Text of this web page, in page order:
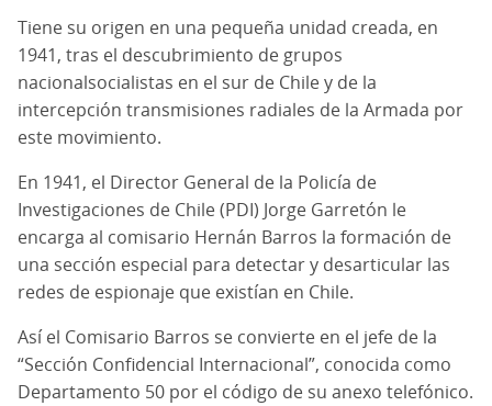
Tiene su origen en una pequeña unidad creada, en
1941, tras el descubrimiento de grupos
nacionalsocialistas en el sur de Chile y de la
intercepción transmisiones radiales de la Armada por
este movimiento.
En 1941, el Director General de la Policía de
Investigaciones de Chile (PDI) Jorge Garretón le
encarga al comisario Hernán Barros la formación de
una sección especial para detectar y desarticular las
redes de espionaje que existían en Chile.
Así el Comisario Barros se convierte en el jefe de la
“Sección Confidencial Internacional”, conocida como
Departamento 50 por el código de su anexo telefónico.